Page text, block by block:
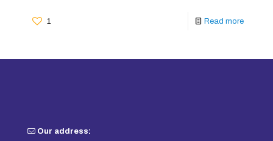
1 Read more
Our address: